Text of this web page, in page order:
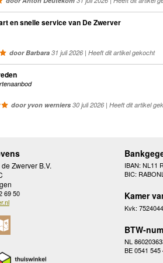
en snelle service van De Zwerver
door Barbara 31 juli 2026 | Heeft dit artikel gekocht
door yvon werniers 30 juli 2026 | Heeft dit artikel
Zwerver B.V.
69 50
IBAN: NL11
BIC:
Kamer
Kvk:
BTW-
NL
BE 0541 545